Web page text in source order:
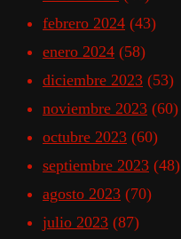
febrero 2024 (43)
enero 2024 (58)
diciembre 2023 (53)
noviembre 2023 (60)
octubre 2023 (60)
septiembre 2023 (48)
agosto 2023 (70)
julio 2023 (87)